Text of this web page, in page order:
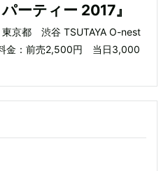
ーティー 2017』
京都 渋谷 TSUTAYA O-nest
金：前売2,500円 当日3,000